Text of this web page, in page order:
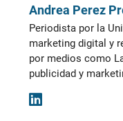
Andrea Perez
Periodista por la
marketing digital y
por medios como
publicidad y